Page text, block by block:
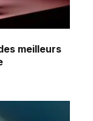
meilleurs